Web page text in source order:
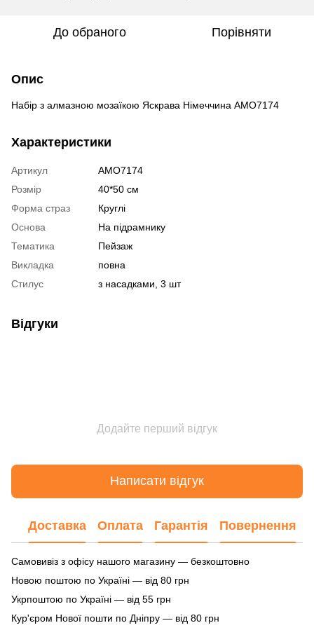
До обраного Порівняти
Опис
Набір з алмазною мозаїкою Яскрава Німеччина AMO7174
Характеристики
Артикул
AMO7174
Розмір
40*50 см
Форма страз
Круглі
Основа
На підрамнику
Тематика
Пейзаж
Викладка
повна
Стилус
з насадками, 3 шт
Відгуки
Додайте перший відгук
Написати відгук
Доставка Оплата Гарантія Повернення
Самовивіз з офісу нашого магазину — безкоштовно
Новою поштою по Україні — від 80 грн
Укрпоштою по Україні — від 55 грн
Кур'єром Нової пошти по Дніпру — від 80 грн